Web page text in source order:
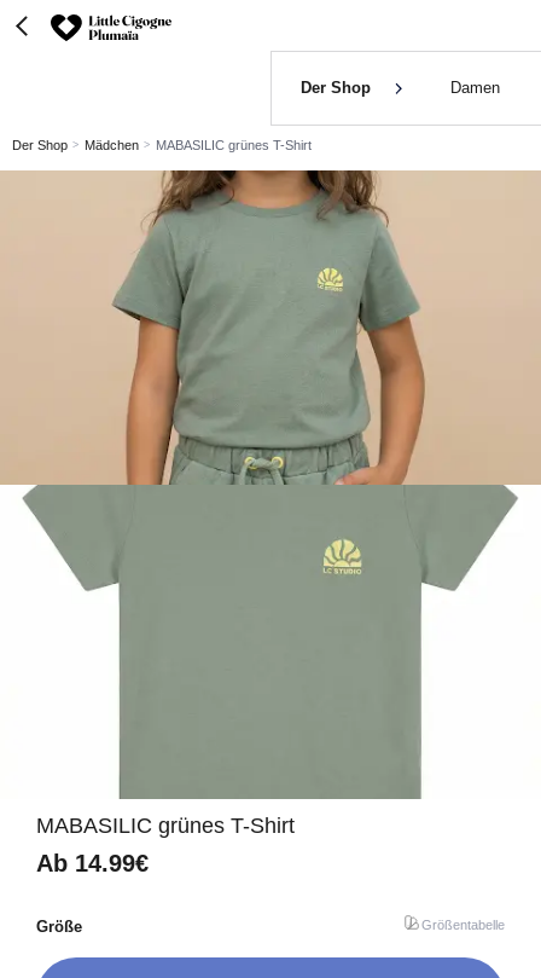
Der Shop Damen
Der Shop Mädchen MABASILIC grünes T-Shirt
MABASILIC grünes T-Shirt
Ab 14.99€
Größe Größentabelle